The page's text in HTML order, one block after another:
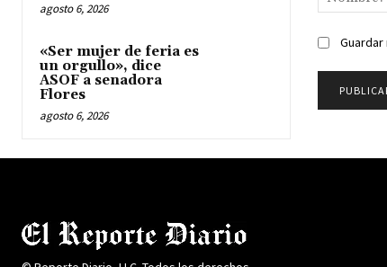
agosto 6, 2026
«Ser mujer de feria es
un orgullo», dice
ASOF a senadora
Flores
agosto 6, 2026